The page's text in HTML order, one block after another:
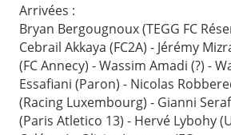
Arrivées :
Bryan Bergougnoux (TEGG FC
Cebrail Akkaya (FC2A) - Jérémy
(FC Annecy) - Wassim Amadi (?) -
Essafiani (Paron) - Nicolas
(Racing Luxembourg) - Gianni Seraf
(Paris Atletico 13) - Hervé Lybohy